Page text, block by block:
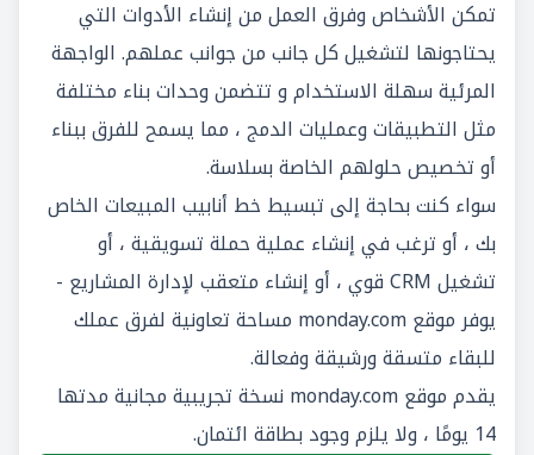
تمكن الأشخاص وفرق العمل من إنشاء الأدوات التي
يحتاجونها لتشغيل كل جانب من جوانب عملهم. الواجهة
المرئية سهلة الاستخدام و تتضمن وحدات بناء مختلفة
مثل التطبيقات وعمليات الدمج ، مما يسمح للفرق ببناء
أو تخصيص حلولهم الخاصة بسلاسة.
سواء كنت بحاجة إلى تبسيط خط أنابيب المبيعات الخاص
بك ، أو ترغب في إنشاء عملية حملة تسويقية ، أو
تشغيل CRM قوي ، أو إنشاء متعقب لإدارة المشاريع -
يوفر موقع monday.com مساحة تعاونية لفرق عملك
للبقاء متسقة ورشيقة وفعالة.
يقدم موقع monday.com نسخة تجريبية مجانية مدتها
14 يومًا ، ولا يلزم وجود بطاقة ائتمان.